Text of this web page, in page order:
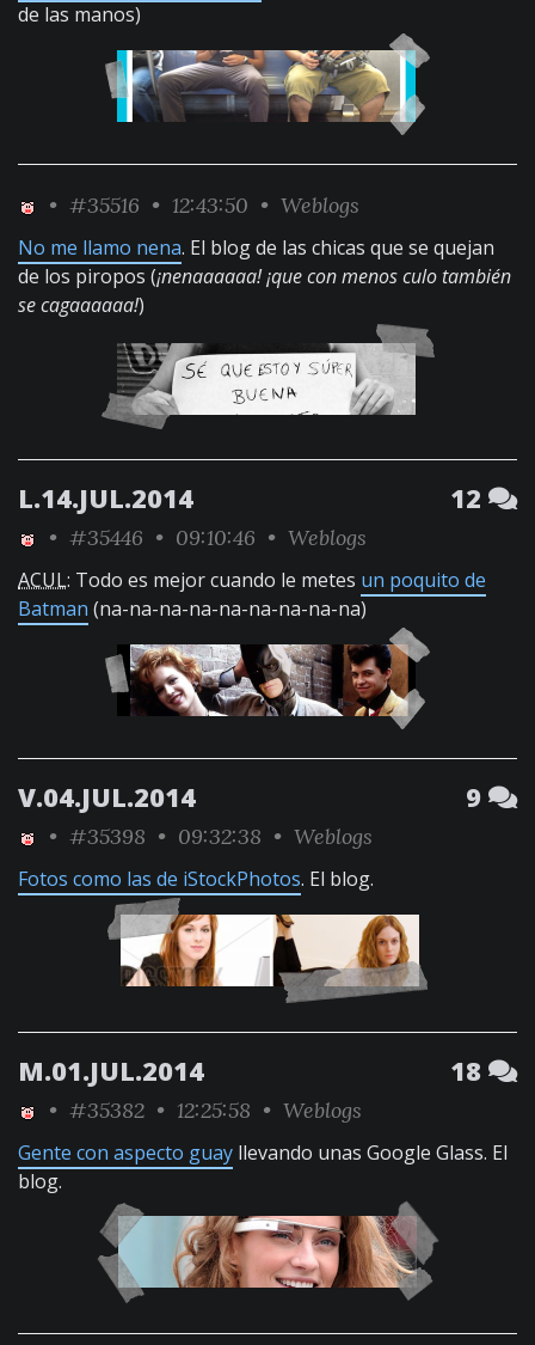
de las manos)
• #35516 • 12:43:50 • Weblogs
No me llamo nena. El blog de las chicas que se quejan
de los piropos (¡nenaaaaaa! ¡que con menos culo también
se cagaaaaaa!)
L.14.JUL.2014 12
• #35446 • 09:10:46 • Weblogs
ACUL: Todo es mejor cuando le metes un poquito de
Batman (na-na-na-na-na-na-na-na-na)
V.04.JUL.2014 9
• #35398 • 09:32:38 • Weblogs
Fotos como las de iStockPhotos. El blog.
M.01.JUL.2014 18
• #35382 • 12:25:58 • Weblogs
Gente con aspecto guay llevando unas Google Glass. El
blog.